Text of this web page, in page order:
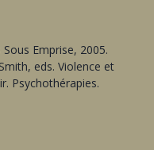
Emprise, 2005.
eds. Violence et
Psychothérapies.